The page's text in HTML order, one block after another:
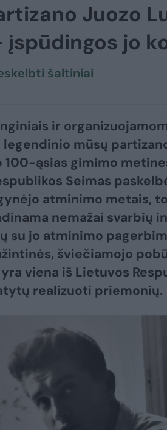
Juozo
jo
šaltiniai
ir
mūsų
ąsias gimimo
Seimas
atminimo metais,
nemažai svarbių
su jo atminimo
šviečiamojo
viena iš Lietuvos
realizuoti priemonių.